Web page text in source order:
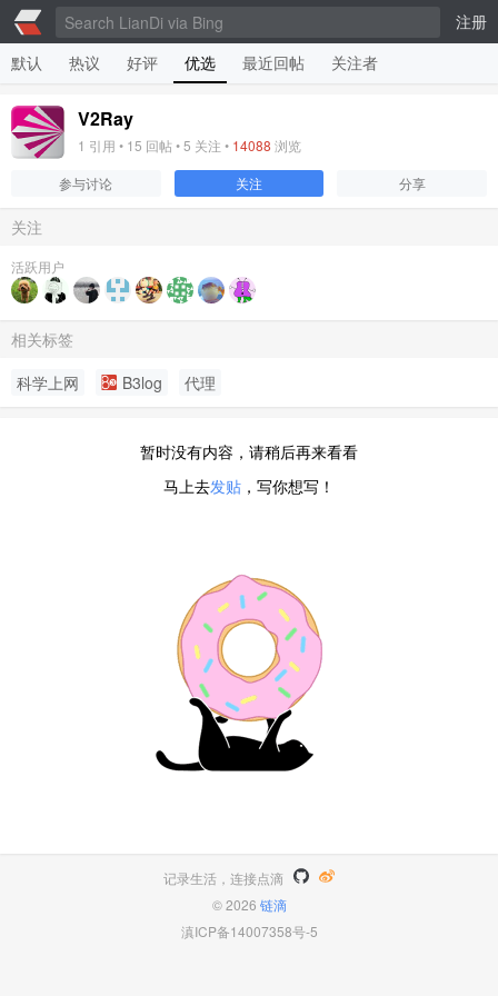
注册
默认
热议 好评 优选 最近回帖 关注者
V2Ray
1 引用 • 15 回帖 •5 关注 • 14088 浏览
参与讨论
关注 分享
关注
活跃用户
相关标签
科学上网
B3log 代理
暂时没有内容，请稍后再来看看
马上去发贴 ，写你想写！
记录生活，连接点滴
© 2026 链滴
滇ICP备14007358号-5